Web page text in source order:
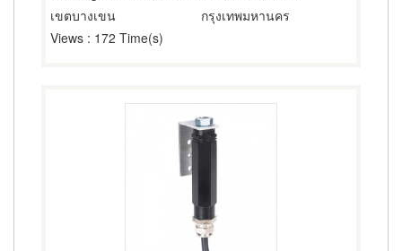
เขตบางเขน
กรุงเทพมหานคร
Views : 172 Time(s)